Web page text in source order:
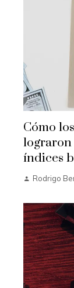
Cómo
lograron
índices
Rodrigo